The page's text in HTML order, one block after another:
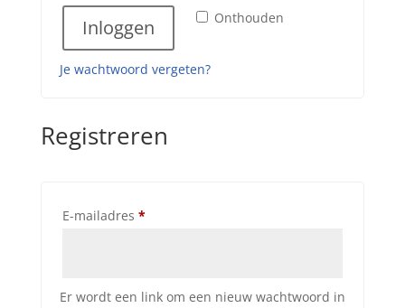
Onthouden
Inloggen
Je wachtwoord vergeten?
Registreren
E-mailadres *Vereist
Er wordt een link om een nieuw wachtwoord in